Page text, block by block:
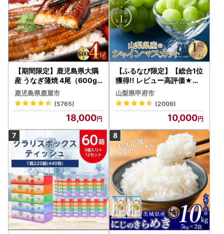
【期間限定】鹿児島県大隅
産 うなぎ蒲焼 4尾（600g
） KN007-004-04-cp18
うなぎ 鰻 魚 惣菜 総菜
鹿児島県鹿屋市
(5765)
18,000
【ふるなび限定】【総合1位
獲得!! レビュー高評価★】
〈2026年度配送分〉山梨
県産 シャインマスカット 2
～3房（1.0kg以上）シャイ
ン フルーツ FN-Limited-S
P
山梨県甲府市
(2009)
10,000